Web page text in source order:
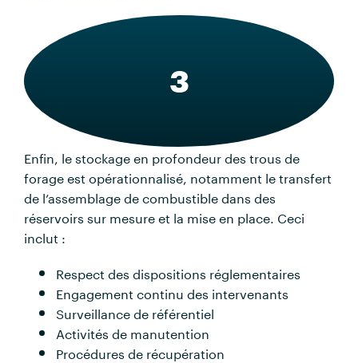
3
Enfin, le stockage en profondeur des trous de
forage est opérationnalisé, notamment le transfert
de l’assemblage de combustible dans des
réservoirs sur mesure et la mise en place. Ceci
inclut :
Respect des dispositions réglementaires
Engagement continu des intervenants
Surveillance de référentiel
Activités de manutention
Procédures de récupération